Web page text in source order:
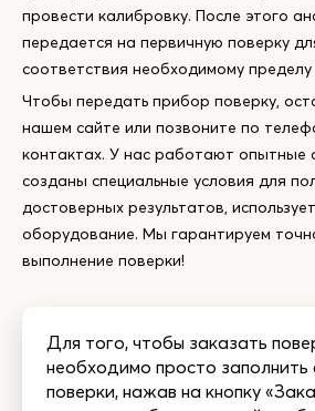
провести калибровку. После этого
передается на первичную поверку
соответствия необходимому пределу
Чтобы передать прибор поверку,
нашем сайте или позвоните по
контактах. У нас работают опытные
созданы специальные условия для
достоверных результатов,
оборудование. Мы гарантируем
выполнение поверки!
Для того, чтобы заказать
необходимо просто
поверки, нажав на кнопку